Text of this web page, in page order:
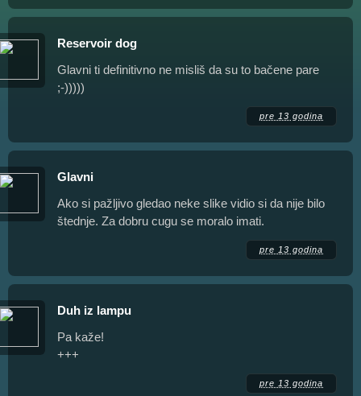
Reservoir dog
Glavni ti definitivno ne misliš da su to bačene pare
;-)))))
pre 13 godina
Glavni
Ako si pažljivo gledao neke slike vidio si da nije bilo
štednje. Za dobru cugu se moralo imati.
pre 13 godina
Duh iz lampu
Pa kaže!
+++
pre 13 godina